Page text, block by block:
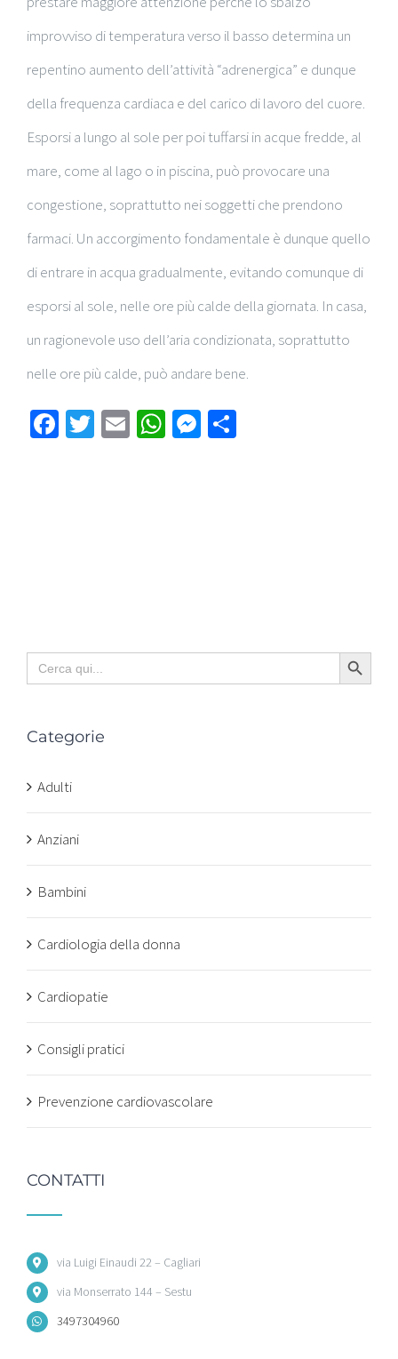
improvviso di temperatura verso il basso determina un
repentino aumento dell’attività “adrenergica” e dunque
della frequenza cardiaca e del carico di lavoro del cuore.
Esporsi a lungo al sole per poi tuffarsi in acque fredde, al
mare, come al lago o in piscina, può provocare una
congestione, soprattutto nei soggetti che prendono
farmaci. Un accorgimento fondamentale è dunque quello
di entrare in acqua gradualmente, evitando comunque di
esporsi al sole, nelle ore più calde della giornata. In casa,
un ragionevole uso dell’aria condizionata, soprattutto
nelle ore più calde, può andare bene.
Facebook
Twitter
EmailWhatsApp
Messenger
Search
for:
Search Button
Categorie
Adulti
Anziani
Bambini
Cardiologia della donna
Cardiopatie
Consigli pratici
Prevenzione cardiovascolare
CONTATTI
via Luigi Einaudi 22 – Cagliari
via Monserrato 144 – Sestu
3497304960